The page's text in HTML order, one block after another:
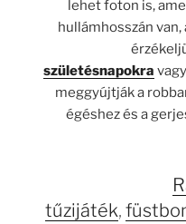
lehet foton is,
hullámhosszán
születésnapokra vagy
meggyújtják a
égéshez és a
tűzijáték,